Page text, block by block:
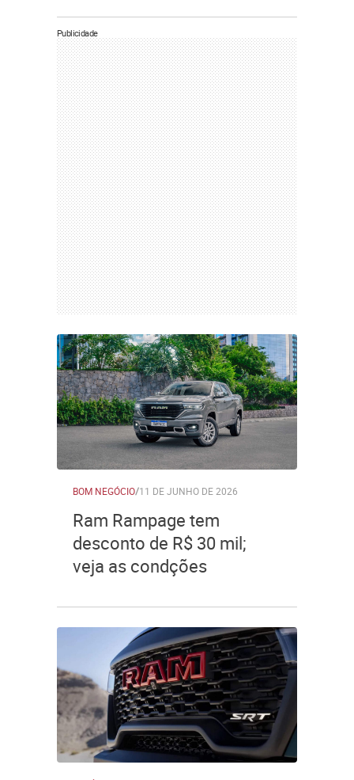
Publicidade
BOM NEGÓCIO/11 DE JUNHO DE 2026
Ram Rampage tem
desconto de R$ 30 mil;
veja as condções